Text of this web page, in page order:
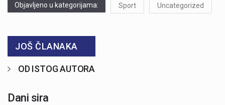
Objavljeno u kategorijama: Sport Uncategorized
JOŠ ČLANAKA
OD ISTOG AUTORA
Dani sira